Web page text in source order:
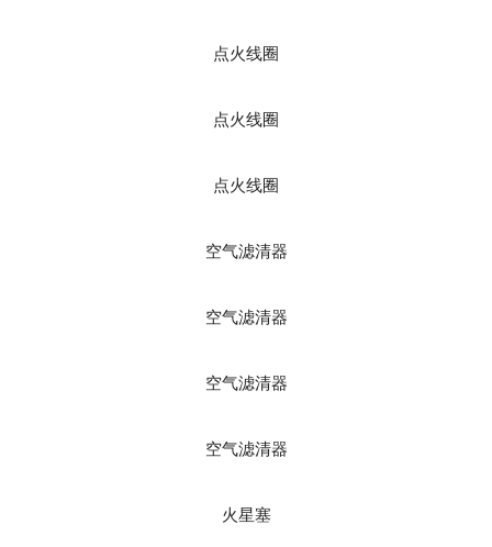
点火线圈
点火线圈
点火线圈
空气滤清器
空气滤清器
空气滤清器
空气滤清器
火星塞